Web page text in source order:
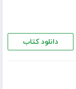
دانلود کتاب